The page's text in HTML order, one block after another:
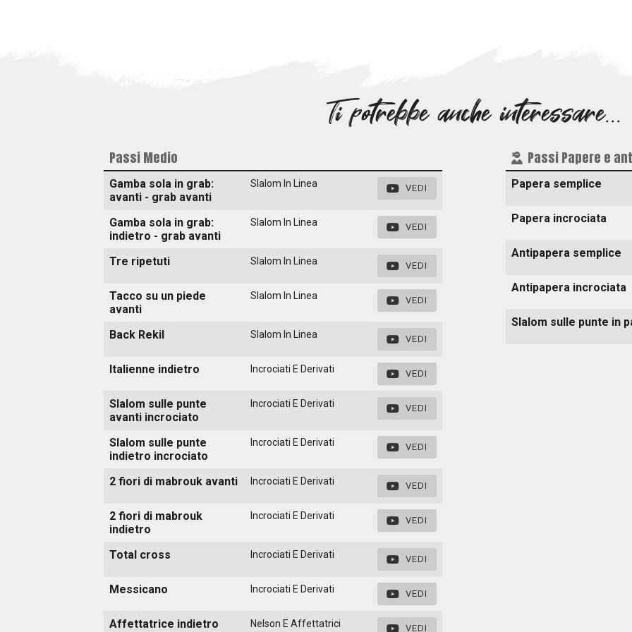
Ti potrebbe anche interessare...
Passi Medio
Gamba sola in grab:
avanti - grab avanti
Slalom In Linea VEDI
Gamba sola in grab:
indietro - grab avanti
Slalom In Linea VEDI
Tre ripetuti Slalom In Linea VEDI
Tacco su un piede
avanti
Slalom In Linea VEDI
Back Rekil Slalom In Linea VEDI
Italienne indietro Incrociati E Derivati VEDI
Slalom sulle punte
avanti incrociato
Incrociati E Derivati VEDI
Slalom sulle punte
indietro incrociato
Incrociati E Derivati VEDI
2 fiori di mabrouk avanti Incrociati E Derivati VEDI
2 fiori di mabrouk
indietro
Incrociati E Derivati VEDI
Total cross Incrociati E Derivati VEDI
Messicano Incrociati E Derivati VEDI
Affettatrice indietro Nelson E Affettatrici VEDI
Passi Papere e
Papera semplice
Papera incrociata
Antipapera semplice
Antipapera incrociata
Slalom sulle punte in